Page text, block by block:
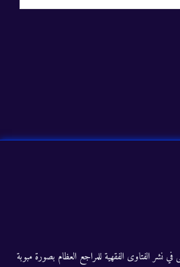
نشر الفتاوى الفقهية للمراجع العظام بصورة مبوبة